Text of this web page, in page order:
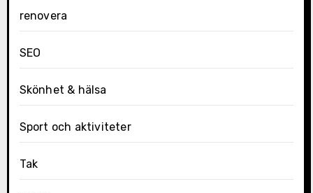
renovera
SEO
Skönhet & hälsa
Sport och aktiviteter
Tak